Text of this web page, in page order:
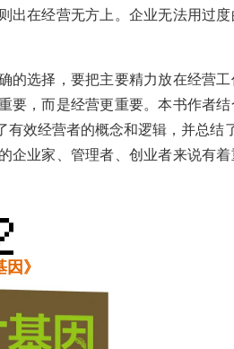
出在经营无方上。企业无法用过
的选择，要把主要精力放在经营
要，而是经营更重要。本书作者结
效经营者的概念和逻辑，并总结
企业家、管理者、创业者来说有
因》